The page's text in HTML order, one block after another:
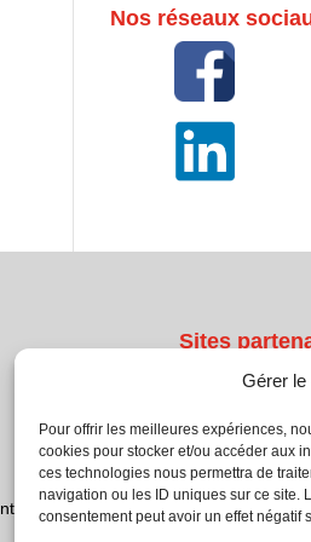
Gérer le
Pour offrir les meilleures expériences,
cookies pour stocker et/ou accéder aux
ces technologies nous permettra de
navigation ou les ID uniques sur ce site.
consentement peut avoir un effet négatif
Nos réseaux
Sites
Atrium
Kiosque 21
L'Atelier Bois
Planète Bâtiment